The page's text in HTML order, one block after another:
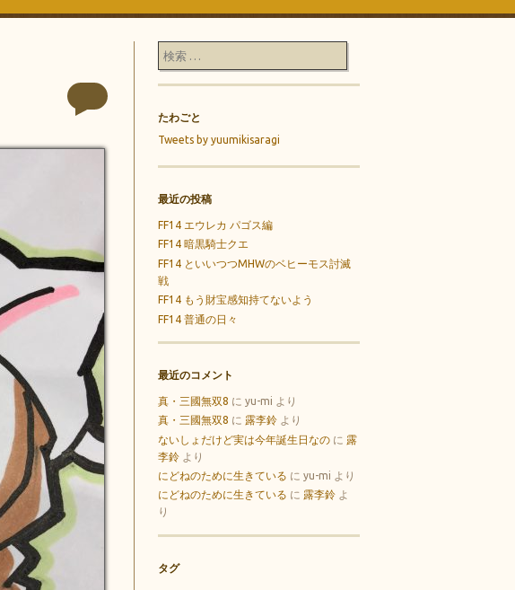
検索
たわごと
Tweets by yuumikisaragi
最近の投稿
FF14 エウレカ パゴス編
FF14 暗黒騎士クエ
FF14 といいつつMHWのベヒーモス討滅
戦
FF14 もう財宝感知持てないよう
FF14 普通の日々
最近のコメント
真・三國無双8 にyu-mi より
真・三國無双8 に 露李鈴 より
ないしょだけど実は今年誕生日なの に 露
李鈴 より
にどねのために生きている にyu-mi より
にどねのために生きている に 露李鈴 よ
り
タグ